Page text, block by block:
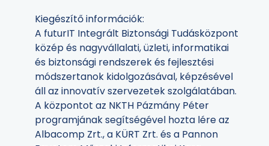
Kiegészítő információk:
A futurIT Integrált Biztonsági Tudásközpont
közép és nagyvállalati, üzleti, informatikai
és biztonsági rendszerek és fejlesztési
módszertanok kidolgozásával, képzésével
áll az innovatív szervezetek szolgálatában.
A központot az NKTH Pázmány Péter
programjának segítségével hozta lére az
Albacomp Zrt., a KÜRT Zrt. és a Pannon